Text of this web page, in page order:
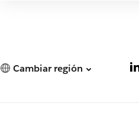
Cambiar región